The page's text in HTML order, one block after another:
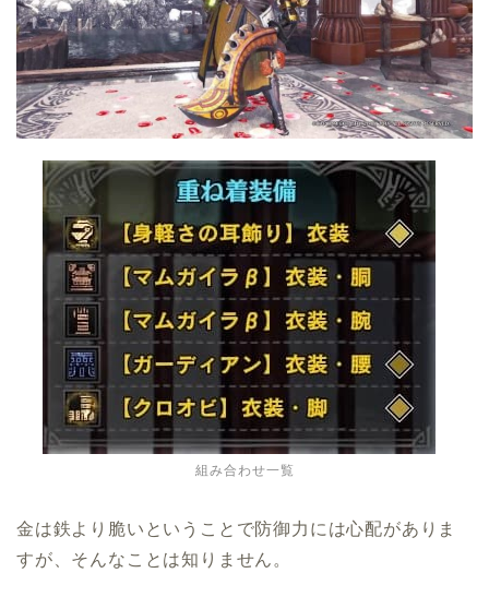
組み合わせ一覧
金は鉄より脆いということで防御力には心配がありま
すが、そんなことは知りません。